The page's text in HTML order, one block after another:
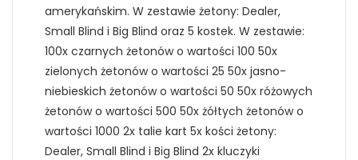
amerykańskim. W zestawie żetony: Dealer,
Small Blind i Big Blind oraz 5 kostek. W zestawie:
100x czarnych żetonów o wartości 100 50x
zielonych żetonów o wartości 25 50x jasno-
niebieskich żetonów o wartości 50 50x różowych
żetonów o wartości 500 50x żółtych żetonów o
wartości 1000 2x talie kart 5x kości żetony:
Dealer, Small Blind i Big Blind 2x kluczyki